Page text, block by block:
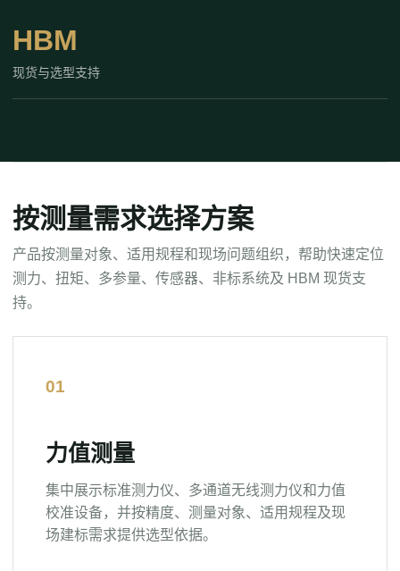
HBM
现货与选型支持
按测量需求选择方案
产品按测量对象、适用规程和现场问题组织，帮助快速定位
测力、扭矩、多参量、传感器、非标系统及 HBM 现货支
持。
力值测量
集中展示标准测力仪、多通道无线测力仪和力值
校准设备，并按精度、测量对象、适用规程及现
场建标需求提供选型依据。